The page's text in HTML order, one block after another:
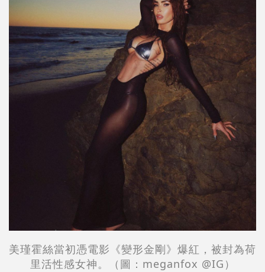
美瑾霍絲當初憑電影《變形金剛》爆紅，被封為荷
里活性感女神。（圖：meganfox @IG）